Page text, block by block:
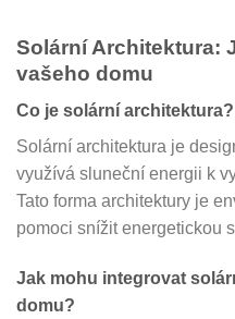
Solární Architektura:
vašeho domu
Co je solární architektura?
Solární architektura je
využívá sluneční energii k
Tato forma architektury je
pomoci snížit energetickou
Jak mohu integrovat
domu?